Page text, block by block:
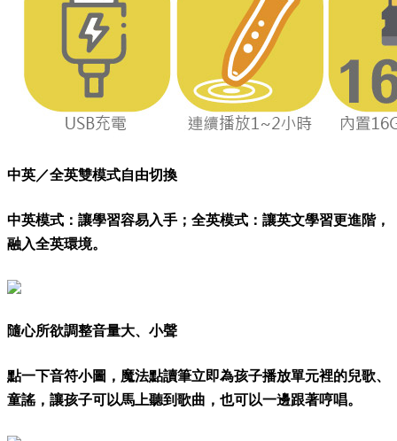
中英／全英雙模式自由切換
中英模式：讓學習容易入手；全英模式：讓英文學習更進階，
融入全英環境。
隨心所欲調整音量大、小聲
點一下音符小圖，魔法點讀筆立即為孩子播放單元裡的兒歌、
童謠，讓孩子可以馬上聽到歌曲，也可以一邊跟著哼唱。